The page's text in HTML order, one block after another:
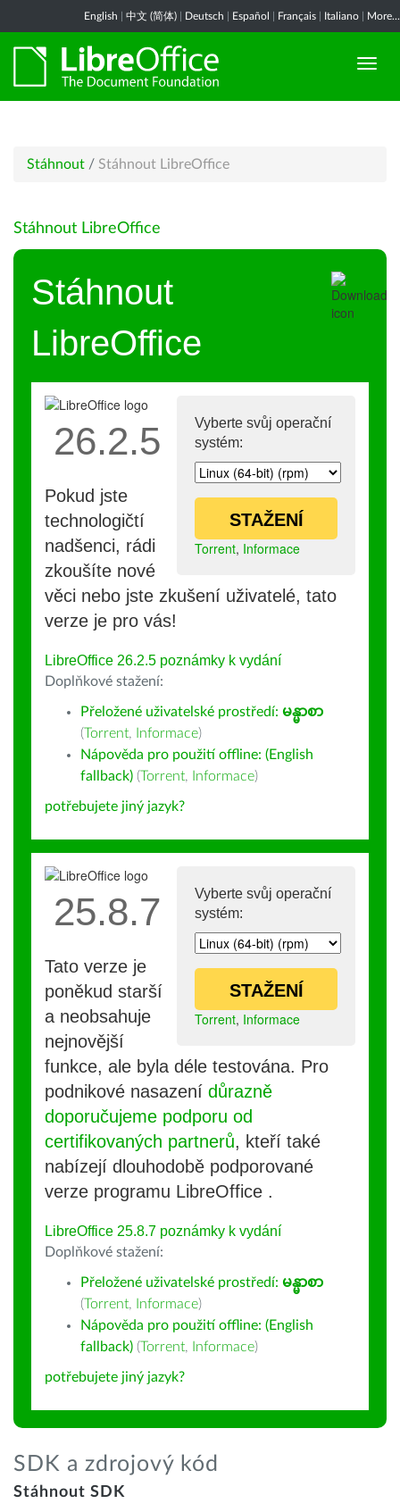
English 中文 (简体) Deutsch Español Français Italiano More...
Stáhnout / Stáhnout LibreOffice
Stáhnout LibreOffice
Stáhnout
LibreOffice
Vyberte svůj operační
systém:
STAŽENÍ
Torrent, Informace
26.2.5
Pokud jste
technologičtí
nadšenci, rádi
zkoušíte nové
věci nebo jste zkušení uživatelé, tato
verze je pro vás!
LibreOffice 26.2.5 poznámky k vydání
Doplňkové stažení:
Přeložené uživatelské prostředí: မန္မာစာ
(Torrent, Informace)
Nápověda pro použití offline: (English
fallback) (Torrent, Informace)
potřebujete jiný jazyk?
Vyberte svůj operační
systém:
STAŽENÍ
Torrent, Informace
25.8.7
Tato verze je
poněkud starší
a neobsahuje
nejnovější
funkce, ale byla déle testována. Pro
podnikové nasazení důrazně
doporučujeme podporu od
certifikovaných partnerů, kteří také
nabízejí dlouhodobě podporované
verze programu LibreOffice .
LibreOffice 25.8.7 poznámky k vydání
Doplňkové stažení:
Přeložené uživatelské prostředí: မန္မာစာ
(Torrent, Informace)
Nápověda pro použití offline: (English
fallback) (Torrent, Informace)
potřebujete jiný jazyk?
SDK a zdrojový kód
Stáhnout SDK